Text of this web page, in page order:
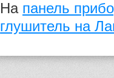
На панель
глушитель на